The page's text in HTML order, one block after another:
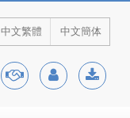
中文繁體 中文簡体